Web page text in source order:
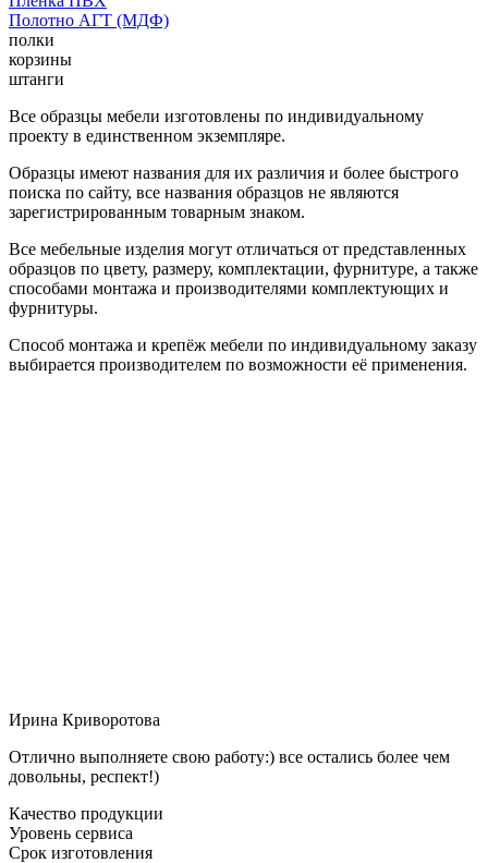
Полотно АГТ (МДФ)
полки
корзины
штанги
Все образцы мебели изготовлены по индивидуальному
проекту в единственном экземпляре.
Образцы имеют названия для их различия и более быстрого
поиска по сайту, все названия образцов не являются
зарегистрированным товарным знаком.
Все мебельные изделия могут отличаться от представленных
образцов по цвету, размеру, комплектации, фурнитуре, а также
способами монтажа и производителями комплектующих и
фурнитуры.
Способ монтажа и крепёж мебели по индивидуальному заказу
выбирается производителем по возможности её применения.
Ирина Криворотова
Отлично выполняете свою работу:) все остались более чем
довольны, респект!)
Качество продукции
Уровень сервиса
Срок изготовления